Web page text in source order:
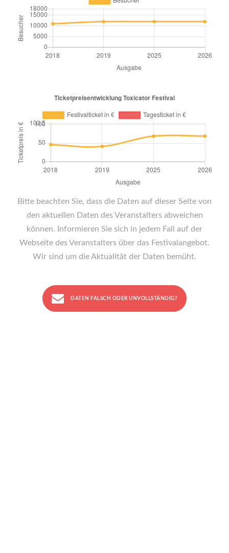
Bitte beachten Sie, dass die Daten auf dieser Seite von
den aktuellen Daten des Veranstalters abweichen
können. Informieren Sie sich in jedem Fall auf der
Webseite des Veranstalters über das Festivalangebot.
Wir sind um die Aktualität der Daten bemüht.
DATEN FALSCH ODER UNVOLLSTÄNDIG?